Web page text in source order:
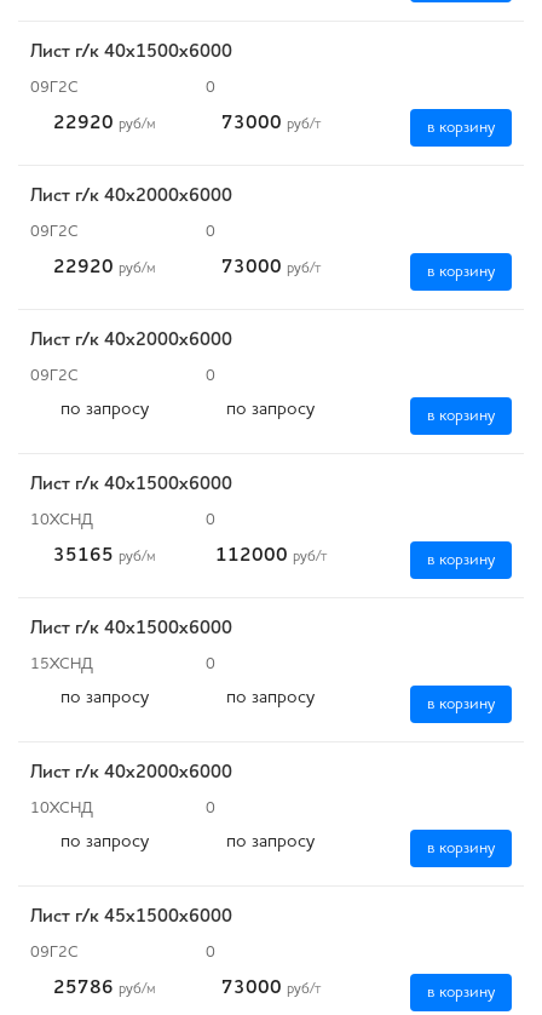
Лист г/к 40х1500х6000
09Г2С 0
22920 руб/м 73000 руб/т в корзину
Лист г/к 40х2000х6000
09Г2С 0
22920 руб/м 73000 руб/т в корзину
Лист г/к 40х2000х6000
09Г2С 0
по запросу по запросу в корзину
Лист г/к 40х1500х6000
10ХСНД 0
35165 руб/м 112000 руб/т в корзину
Лист г/к 40х1500х6000
15ХСНД 0
по запросу по запросу в корзину
Лист г/к 40х2000х6000
10ХСНД 0
по запросу по запросу в корзину
Лист г/к 45х1500х6000
09Г2С 0
25786 руб/м 73000 руб/т в корзину